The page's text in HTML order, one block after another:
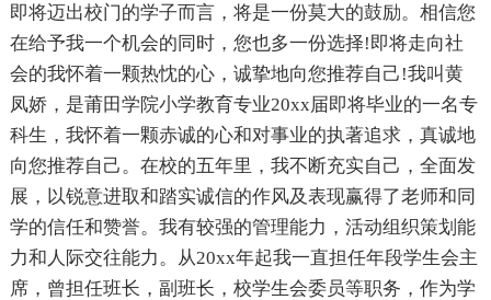
即将迈出校门的学子而言，将是一份莫大的鼓励。相信您
在给予我一个机会的同时，您也多一份选择!即将走向社
会的我怀着一颗热忱的心，诚挚地向您推荐自己!我叫黄
凤娇，是莆田学院小学教育专业20xx届即将毕业的一名专
科生，我怀着一颗赤诚的心和对事业的执著追求，真诚地
向您推荐自己。在校的五年里，我不断充实自己，全面发
展，以锐意进取和踏实诚信的作风及表现赢得了老师和同
学的信任和赞誉。我有较强的管理能力，活动组织策划能
力和人际交往能力。从20xx年起我一直担任年段学生会主
席，曾担任班长，副班长，校学生会委员等职务，作为学